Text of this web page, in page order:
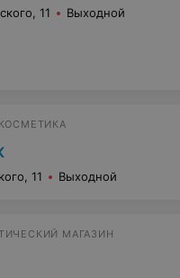
11 Выходной
11 Выходной
МАГАЗИН